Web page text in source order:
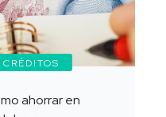
CRÉDITOS
ahorrar en